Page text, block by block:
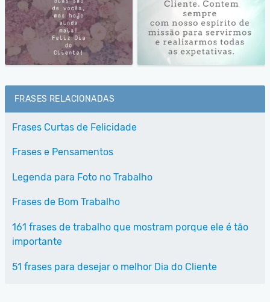
FRASES RELACIONADAS
Frases Curtas de Felicidade
Frases e Pensamentos
Legenda para Foto no Trabalho
Frases de Bom Trabalho
161 frases de trabalho que mostram porque ele é tão
importante
51 frases para desejar o melhor Dia do Cliente